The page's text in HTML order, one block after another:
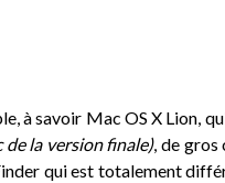
à savoir Mac OS X Lion,
de la version finale), de gros
qui est totalement